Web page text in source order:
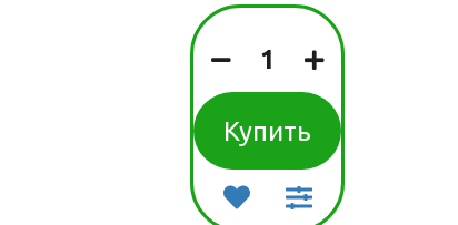
детские
Товары для
путешествия
Купить